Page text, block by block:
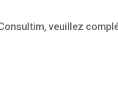
veuillez